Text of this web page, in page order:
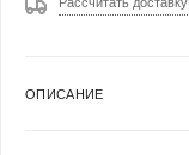
ОПИСАНИЕ